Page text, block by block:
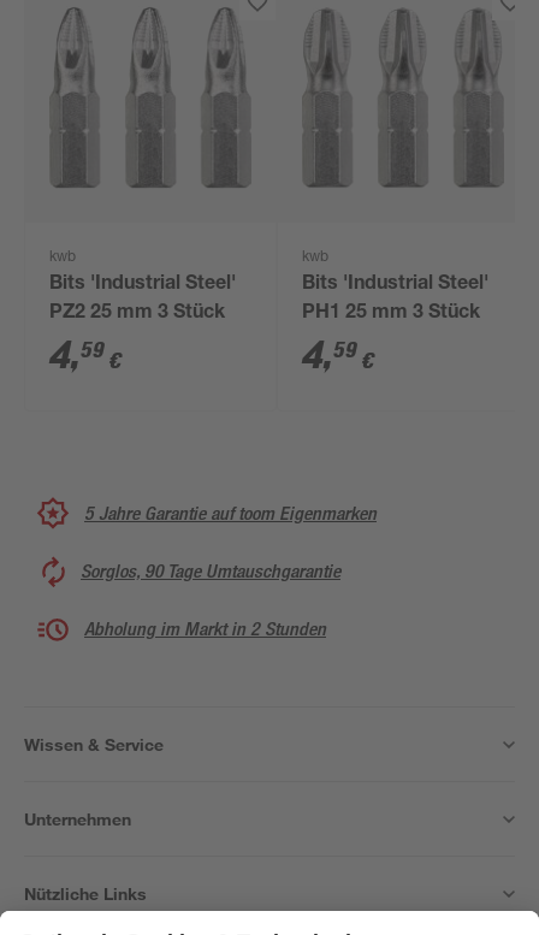
kwb
Bits 'Industrial Steel'
PZ2 25 mm 3 Stück
4,59 €
kwb
Bits 'Industrial Steel'
PH1 25 mm 3 Stück
4,59 €
5 Jahre Garantie auf toom Eigenmarken
Sorglos, 90 Tage Umtauschgarantie
Abholung im Markt in 2 Stunden
Wissen & Service
Unternehmen
Nützliche Links